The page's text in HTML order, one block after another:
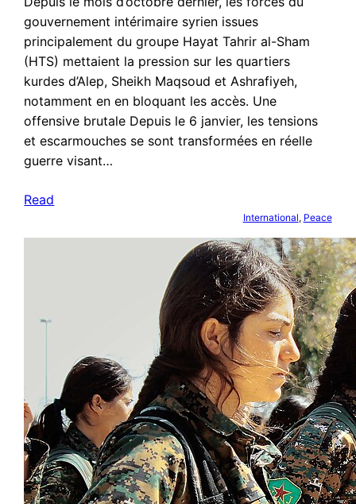
gouvernement intérimaire syrien issues
principalement du groupe Hayat Tahrir al-Sham
(HTS) mettaient la pression sur les quartiers
kurdes d’Alep, Sheikh Maqsoud et Ashrafiyeh,
notamment en en bloquant les accès. Une
offensive brutale Depuis le 6 janvier, les tensions
et escarmouches se sont transformées en réelle
guerre visant…
Read
International, Peace